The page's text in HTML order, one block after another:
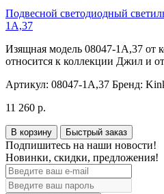
Подвесной светодиодный
1A,37
Изящная модель 08047-1A,37 от
относится к коллекции Джил и
Артикул: 08047-1A,37 Бренд:
11 260 р.
В корзину Быстрый заказ
Подпишитесь на наши новости!
Новинки, скидки, предложения!